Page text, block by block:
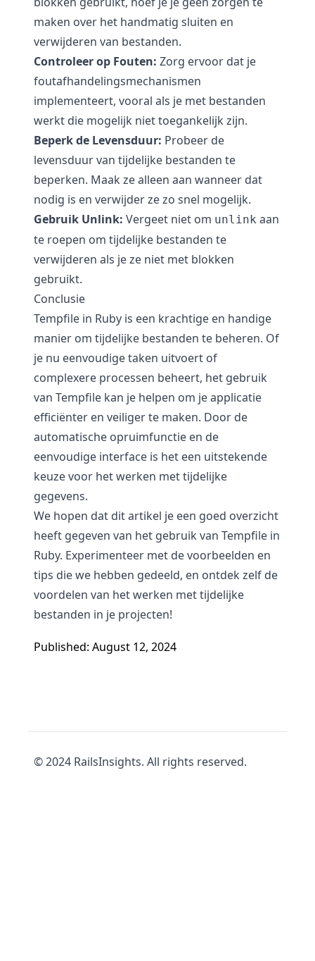
maken over het handmatig sluiten en
verwijderen van bestanden.
Controleer op Fouten: Zorg ervoor dat je
foutafhandelingsmechanismen
implementeert, vooral als je met bestanden
werkt die mogelijk niet toegankelijk zijn.
Beperk de Levensduur: Probeer de
levensduur van tijdelijke bestanden te
beperken. Maak ze alleen aan wanneer dat
nodig is en verwijder ze zo snel mogelijk.
Gebruik Unlink: Vergeet niet om unlink aan
te roepen om tijdelijke bestanden te
verwijderen als je ze niet met blokken
gebruikt.
Conclusie
Tempfile in Ruby is een krachtige en handige
manier om tijdelijke bestanden te beheren. Of
je nu eenvoudige taken uitvoert of
complexere processen beheert, het gebruik
van Tempfile kan je helpen om je applicatie
efficiënter en veiliger te maken. Door de
automatische opruimfunctie en de
eenvoudige interface is het een uitstekende
keuze voor het werken met tijdelijke
gegevens.
We hopen dat dit artikel je een goed overzicht
heeft gegeven van het gebruik van Tempfile in
Ruby. Experimenteer met de voorbeelden en
tips die we hebben gedeeld, en ontdek zelf de
voordelen van het werken met tijdelijke
bestanden in je projecten!
Published: August 12, 2024
© 2024 RailsInsights. All rights reserved.